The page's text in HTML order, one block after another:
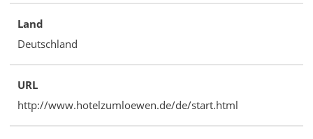
Land
Deutschland
URL
http://www.hotelzumloewen.de/de/start.html